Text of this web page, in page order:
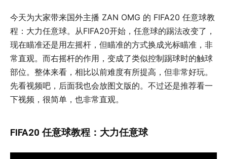
今天为大家带来国外主播 ZAN OMG 的 FIFA20 任意球教
程：大力任意球。从FIFA20开始，任意球的踢法改变了，
现在瞄准还是用左摇杆，但瞄准的方式换成光标瞄准，非
常直观。而右摇杆的作用，变成了类似控制踢球时的触球
部位。整体来看，相比以前难度有所提高，但非常好玩。
先看视频吧，后面我也会放图文版的。不过还是推荐看一
下视频，很简单，也非常直观。
FIFA20 任意球教程：大力任意球